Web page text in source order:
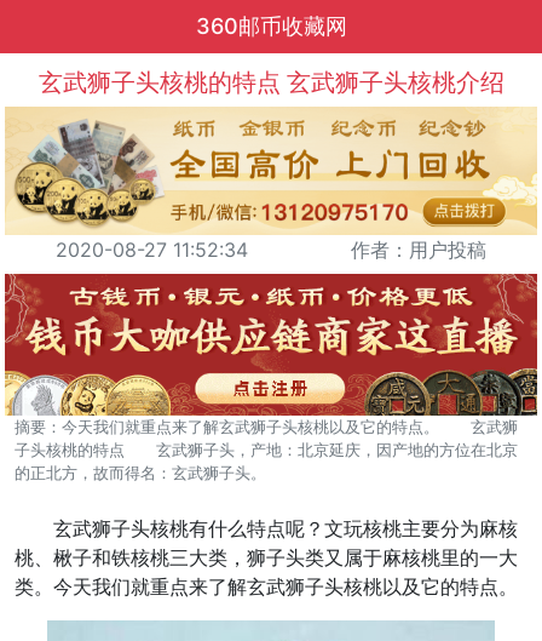
360邮币收藏网
玄武狮子头核桃的特点 玄武狮子头核桃介绍
2020-08-27 11:52:34 作者：用户投稿
摘要：今天我们就重点来了解玄武狮子头核桃以及它的特点。 玄武狮
子头核桃的特点 玄武狮子头，产地：北京延庆，因产地的方位在北京
的正北方，故而得名：玄武狮子头。
玄武狮子头核桃有什么特点呢？文玩核桃主要分为麻核
桃、楸子和铁核桃三大类，狮子头类又属于麻核桃里的一大
类。今天我们就重点来了解玄武狮子头核桃以及它的特点。